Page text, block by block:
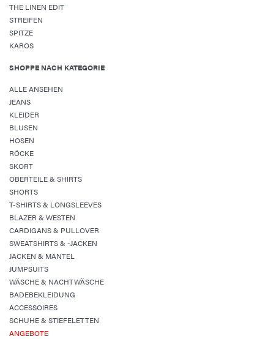
THE LINEN EDIT
STREIFEN
SPITZE
KAROS
SHOPPE NACH KATEGORIE
ALLE ANSEHEN
JEANS
KLEIDER
BLUSEN
HOSEN
RÖCKE
SKORT
OBERTEILE & SHIRTS
SHORTS
T-SHIRTS & LONGSLEEVES
BLAZER & WESTEN
CARDIGANS & PULLOVER
SWEATSHIRTS & -JACKEN
JACKEN & MÄNTEL
JUMPSUITS
WÄSCHE & NACHTWÄSCHE
BADEBEKLEIDUNG
ACCESSOIRES
SCHUHE & STIEFELETTEN
ANGEBOTE